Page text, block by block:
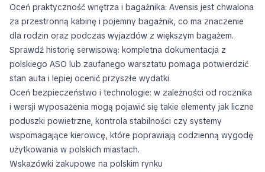
Oceń praktyczność wnętrza i bagażnika: Avensis jest chwalona
za przestronną kabinę i pojemny bagażnik, co ma znaczenie
dla rodzin oraz podczas wyjazdów z większym bagażem.
Sprawdź historię serwisową: kompletna dokumentacja z
polskiego ASO lub zaufanego warsztatu pomaga potwierdzić
stan auta i lepiej ocenić przyszłe wydatki.
Oceń bezpieczeństwo i technologie: w zależności od rocznika
i wersji wyposażenia mogą pojawić się takie elementy jak liczne
poduszki powietrzne, kontrola stabilności czy systemy
wspomagające kierowcę, które poprawiają codzienną wygodę
użytkowania w polskich miastach.
Wskazówki zakupowe na polskim rynku